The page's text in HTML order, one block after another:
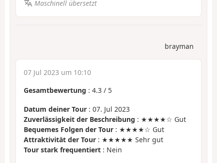
Maschinell übersetzt
brayman
07 Jul 2023 um 10:10
Gesamtbewertung : 4.3 / 5
Datum deiner Tour : 07. Jul 2023
Zuverlässigkeit der Beschreibung : ★★★★☆ Gut
Bequemes Folgen der Tour : ★★★★☆ Gut
Attraktivität der Tour : ★★★★★ Sehr gut
Tour stark frequentiert : Nein